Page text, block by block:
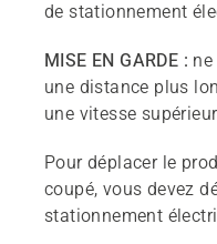
de stationnement
MISE EN GARDE :
une distance plus
une vitesse
Pour déplacer le
coupé, vous devez
stationnement